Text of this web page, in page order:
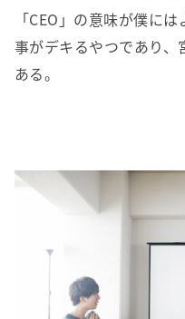
「CEO」の意味が僕に
事がデキるやつであり
ある。